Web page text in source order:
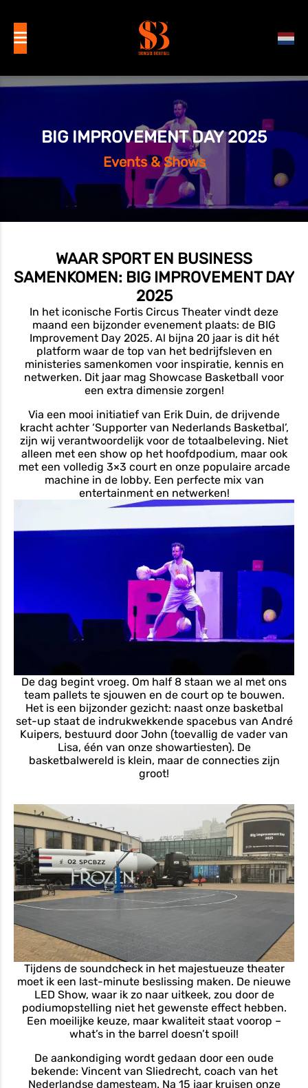
BIG IMPROVEMENT DAY 2025
Events & Shows
WAAR SPORT EN BUSINESS
SAMENKOMEN: BIG IMPROVEMENT DAY
2025
In het iconische Fortis Circus Theater vindt deze
maand een bijzonder evenement plaats: de BIG
Improvement Day 2025. Al bijna 20 jaar is dit hét
platform waar de top van het bedrijfsleven en
ministeries samenkomen voor inspiratie, kennis en
netwerken. Dit jaar mag Showcase Basketball voor
een extra dimensie zorgen!
Via een mooi initiatief van Erik Duin, de drijvende
kracht achter ‘Supporter van Nederlands Basketbal’,
zijn wij verantwoordelijk voor de totaalbeleving. Niet
alleen met een show op het hoofdpodium, maar ook
met een volledig 3×3 court en onze populaire arcade
machine in de lobby. Een perfecte mix van
entertainment en netwerken!
De dag begint vroeg. Om half 8 staan we al met ons
team pallets te sjouwen en de court op te bouwen.
Het is een bijzonder gezicht: naast onze basketbal
set-up staat de indrukwekkende spacebus van André
Kuipers, bestuurd door John (toevallig de vader van
Lisa, één van onze showartiesten). De
basketbalwereld is klein, maar de connecties zijn
groot!
Tijdens de soundcheck in het majestueuze theater
moet ik een last-minute beslissing maken. De nieuwe
LED Show, waar ik zo naar uitkeek, zou door de
podiumopstelling niet het gewenste effect hebben.
Een moeilijke keuze, maar kwaliteit staat voorop –
what’s in the barrel doesn’t spoil!
De aankondiging wordt gedaan door een oude
bekende: Vincent van Sliedrecht, coach van het
Nederlandse damesteam. Na 15 jaar kruisen onze